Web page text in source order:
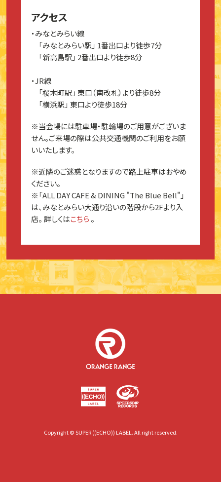
アクセス
・みなとみらい線
「みなとみらい駅」 1番出口より徒歩7分
「新高島駅」 2番出口より徒歩8分
・JR線
「桜木町駅」 東口（南改札）より徒歩8分
「横浜駅」 東口より徒歩18分
※当会場には駐車場・駐輪場のご用意がございま
せん。ご来場の際は公共交通機関のご利用をお願
いいたします。
※近隣のご迷惑となりますので路上駐車はおやめ
ください。
※「ALL DAY CAFE & DINING "The Blue Bell"」
は、みなとみらい大通り沿いの階段から2Fより入
店。 詳しくはこちら 。
Copyright © SUPER ((ECHO)) LABEL. All right reserved.